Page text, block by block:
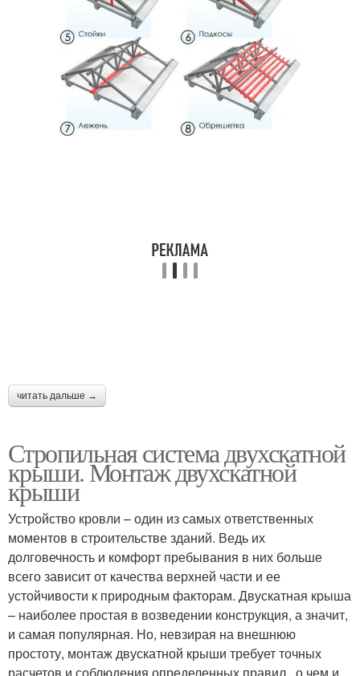
читать дальше →
Стропильная система двухскатной
крыши. Монтаж двухскатной
крыши
Устройство кровли – один из самых ответственных
моментов в строительстве зданий. Ведь их
долговечность и комфорт пребывания в них больше
всего зависит от качества верхней части и ее
устойчивости к природным факторам. Двускатная крыша
– наиболее простая в возведении конструкция, а значит,
и самая популярная. Но, невзирая на внешнюю
простоту, монтаж двускатной крыши требует точных
расчетов и соблюдения определенных правил , о чем и